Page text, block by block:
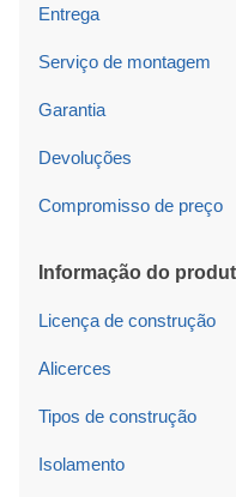
Entrega
Serviço de montagem
Garantia
Devoluções
Compromisso de preço
Informação do
Licença de construção
Alicerces
Tipos de construção
Isolamento